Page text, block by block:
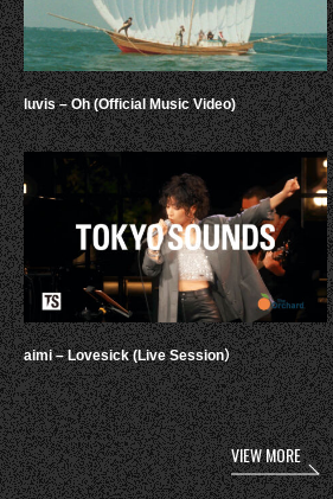
luvis – Oh (Official Music Video)
aimi – Lovesick (Live Session）
VIEW MORE